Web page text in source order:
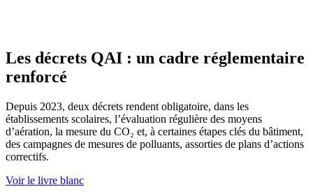
Les décrets QAI : un cadre réglementaire
renforcé
Depuis 2023, deux décrets rendent obligatoire, dans les
établissements scolaires, l’évaluation régulière des moyens
d’aération, la mesure du CO₂ et, à certaines étapes clés du bâtiment,
des campagnes de mesures de polluants, assorties de plans d’actions
correctifs.
Voir le livre blanc